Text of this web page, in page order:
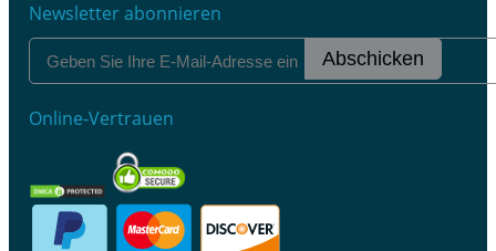
Newsletter abonnieren
Abschicken
Online-Vertrauen